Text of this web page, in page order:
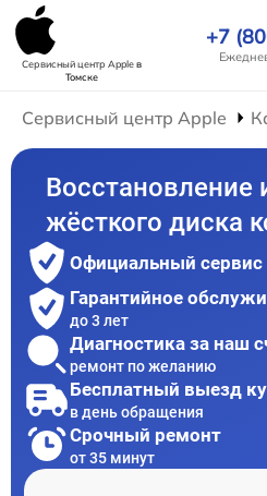
Сервисный центр Appleв
Томске
+7
Сервисный центр Apple
жёсткого диска
Официальный сервис
Гарантийное
до 3 лет
Диагностика за наш
ремонт по желанию
Бесплатный выезд
в день обращения
Срочный ремонт
от 35 минут